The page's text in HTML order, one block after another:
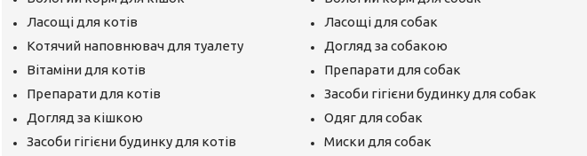
Ласощі для котів
Котячий наповнювач для туалету
Вітаміни для котів
Препарати для котів
Догляд за кішкою
Засоби гігієни будинку для котів
Ласощі для собак
Догляд за собакою
Препарати для собак
Засоби гігієни будинку для собак
Одяг для собак
Миски для собак